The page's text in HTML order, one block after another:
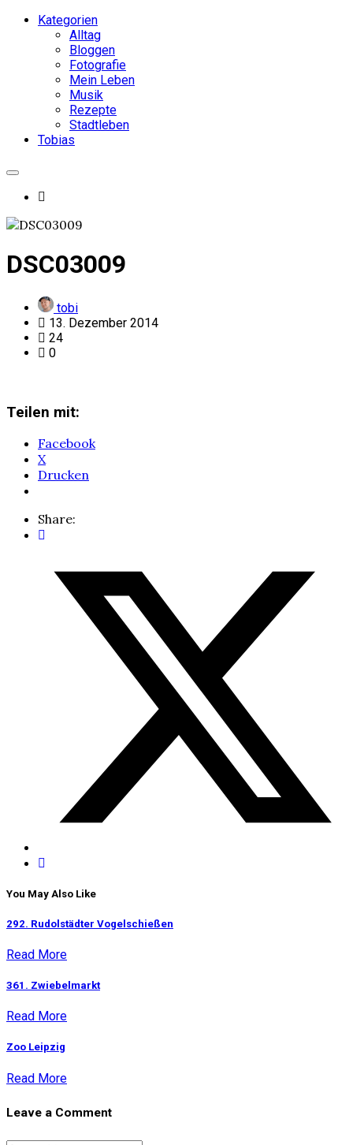
Kategorien
Alltag
Bloggen
Fotografie
Mein Leben
Musik
Rezepte
Stadtleben
Tobias
DSC03009
tobi
13. Dezember 2014
24
0
Teilen mit:
Facebook
X
Drucken
Share:
You May Also Like
292. Rudolstädter Vogelschießen
Read More
361. Zwiebelmarkt
Read More
Zoo Leipzig
Read More
Leave a Comment